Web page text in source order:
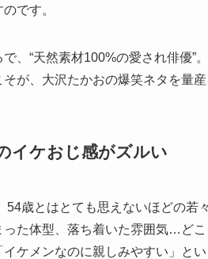
です。
で、“天然素材100%の愛され俳優
が、大沢たかおの爆笑ネタを量
イケおじ感がズルい
54歳とはとても思えないほどの若
った体型、落ち着いた雰囲気…ど
ケメンなのに親しみやすい」とい